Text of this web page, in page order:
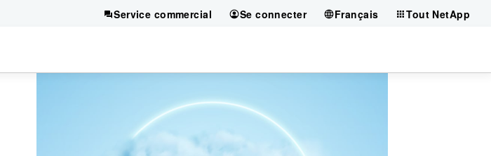
Service commercial Se connecter Français Tout NetApp